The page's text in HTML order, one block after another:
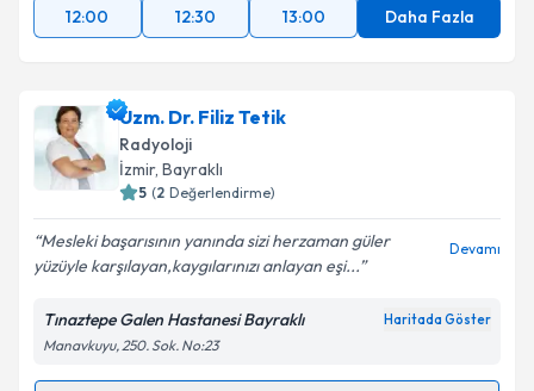
12:00
12:30 13:00 Daha Fazla
Uzm. Dr. Filiz Tetik
Radyoloji
İzmir, Bayraklı
5 (2 Değerlendirme)
Mesleki başarısının yanında sizi herzaman güler
yüzüyle karşılayan,kaygılarınızı anlayan eşi...
Devamı
Tınaztepe Galen Hastanesi Bayraklı Haritada Göster
Manavkuyu, 250. Sok. No:23